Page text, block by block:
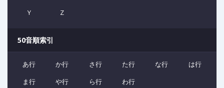
Y
Z
50音順索引
あ行 か行 さ行 た行 な行
は行
ま行
や行 ら行 わ行